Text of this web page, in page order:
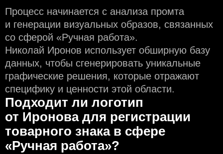
Процесс начинается с анализа промта
и генерации визуальных образов, связанных
со сферой «Ручная работа».
Николай Иронов использует обширную базу
данных, чтобы сгенерировать уникальные
графические решения, которые отражают
специфику и ценности этой области.
Подходит ли логотип
от Иронова для регистрации
товарного знака в сфере
«Ручная работа»?